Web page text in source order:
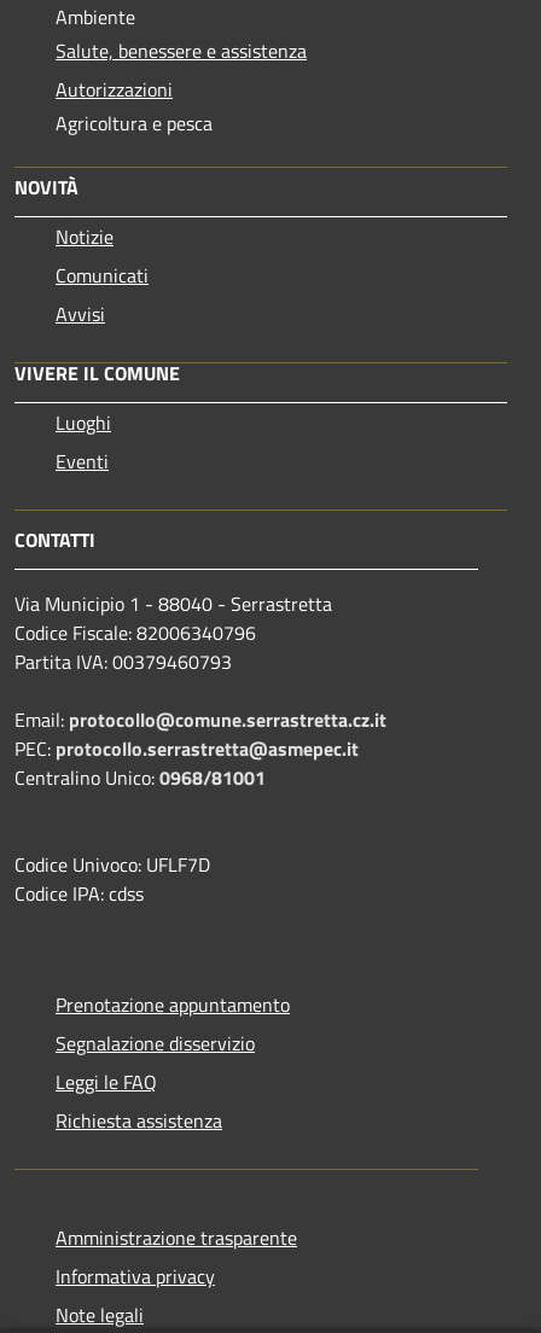
Ambiente
Salute, benessere e assistenza
Autorizzazioni
Agricoltura e pesca
NOVITÀ
Notizie
Comunicati
Avvisi
VIVERE IL COMUNE
Luoghi
Eventi
CONTATTI
Via Municipio 1 - 88040 - Serrastretta
Codice Fiscale: 82006340796
Partita IVA: 00379460793
Email: protocollo@comune.serrastretta.cz.it
PEC: protocollo.serrastretta@asmepec.it
Centralino Unico:0968/81001
Codice Univoco: UFLF7D
Codice IPA: cdss
Prenotazione appuntamento
Segnalazione disservizio
Leggi le FAQ
Richiesta assistenza
Amministrazione trasparente
Informativa privacy
Note legali